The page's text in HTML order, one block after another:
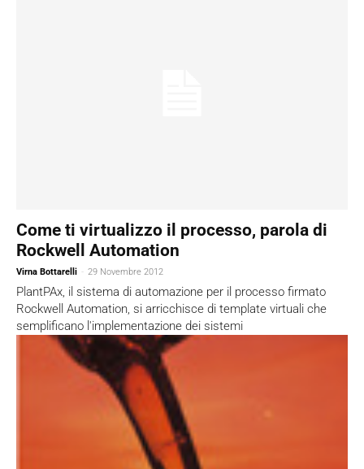
Come ti virtualizzo il processo, parola di
Rockwell Automation
Virna Bottarelli - 29 Novembre 2012
PlantPAx, il sistema di automazione per il processo firmato
Rockwell Automation, si arricchisce di template virtuali che
semplificano l'implementazione dei sistemi